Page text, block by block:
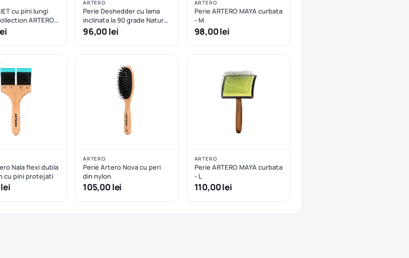
cu pini lungi
ARTERO -
ARTERO
Perie Deshedder cu lama
inclinata la 90 grade Nature
Collection ARTERO
96,00 lei
ARTERO
Perie ARTERO MAYA curbata
- M
98,00 lei
Nala flexi dubla
cu pini protejati
ARTERO
Perie Artero Nova cu peri
din nylon
105,00 lei
ARTERO
Perie ARTERO MAYA curbata
- L
110,00 lei